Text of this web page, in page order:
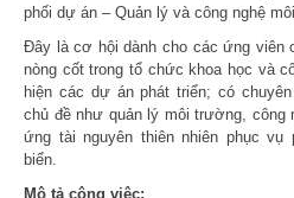
phối dự án – Quản lý và công nghệ
Đây là cơ hội dành cho các ứng viên
nòng cốt trong tổ chức khoa học và
hiện các dự án phát triển; có
chủ đề như quản lý môi trường, công
ứng tài nguyên thiên nhiên phục vụ
biển.
Mô tả công việc: